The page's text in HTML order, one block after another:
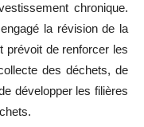
chronique.
la révision de la
prévoit de renforcer les
des déchets, de
développer les filières